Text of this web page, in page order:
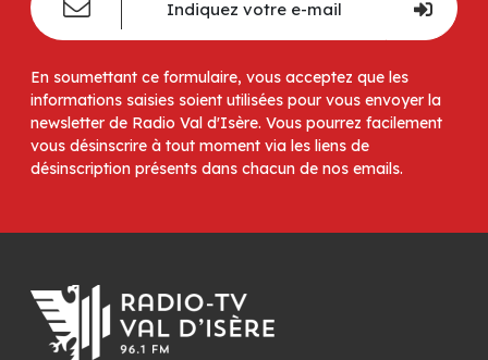
En soumettant ce formulaire, vous acceptez que les
informations saisies soient utilisées pour vous envoyer la
newsletter de Radio Val d'Isère. Vous pourrez facilement
vous désinscrire à tout moment via les liens de
désinscription présents dans chacun de nos emails.